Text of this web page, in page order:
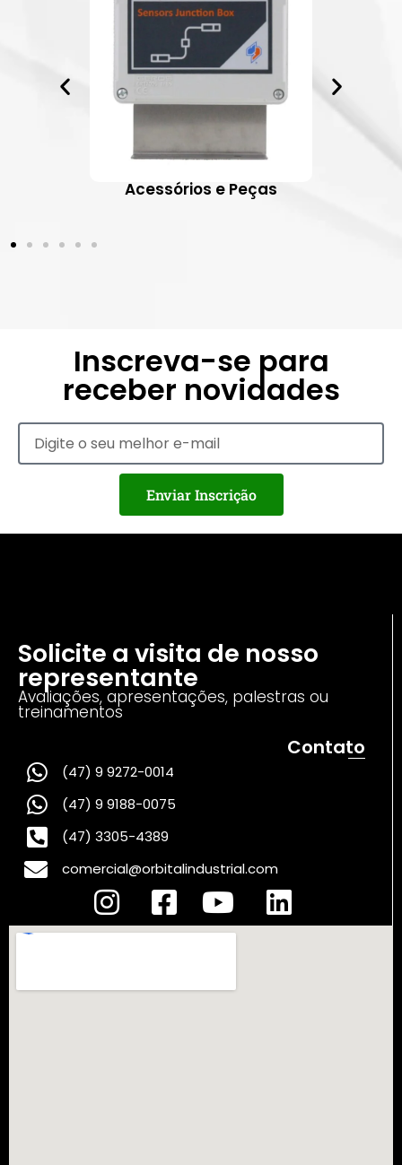
Acessórios e Peças
Inscreva-se para
receber novidades
Enviar Inscrição
Solicite a visita de nosso
representante
Avaliações, apresentações, palestras ou
treinamentos
Contato
(47) 9 9272-0014
(47) 9 9188-0075
(47) 3305-4389
comercial@orbitalindustrial.com